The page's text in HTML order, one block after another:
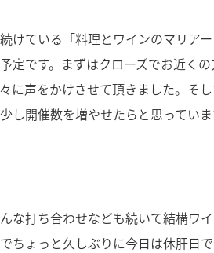
けている「料理とワインのマリア
定です。まずはクローズでお近く
に声をかけさせて頂きました。そ
し開催数を増やせたらと思っていま
な打ち合わせなども続いて結構ワ
ちょっと久しぶりに今日は休肝日で